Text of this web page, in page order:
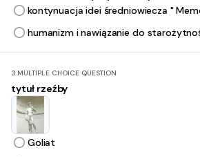
kontynuacja idei średniowiecza "
humanizm i nawiązanie do
3.MULTIPLE CHOICE QUESTION
tytuł rzeźby
Goliat